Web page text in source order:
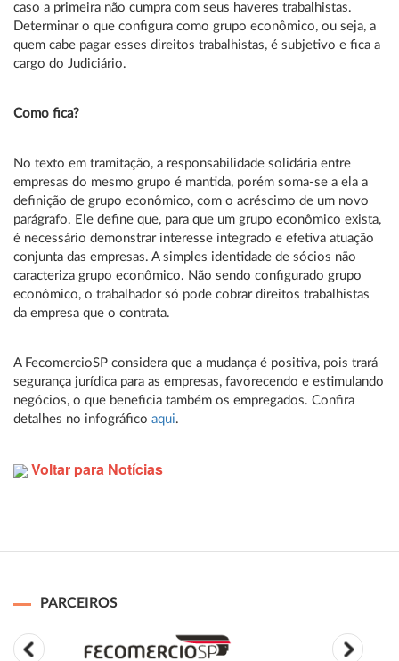
caso a primeira não cumpra com seus haveres trabalhistas.
Determinar o que configura como grupo econômico, ou seja, a
quem cabe pagar esses direitos trabalhistas, é subjetivo e fica a
cargo do Judiciário.
Como fica?
No texto em tramitação, a responsabilidade solidária entre
empresas do mesmo grupo é mantida, porém soma-se a ela a
definição de grupo econômico, com o acréscimo de um novo
parágrafo. Ele define que, para que um grupo econômico exista,
é necessário demonstrar interesse integrado e efetiva atuação
conjunta das empresas. A simples identidade de sócios não
caracteriza grupo econômico. Não sendo configurado grupo
econômico, o trabalhador só pode cobrar direitos trabalhistas
da empresa que o contrata.
A FecomercioSP considera que a mudança é positiva, pois trará
segurança jurídica para as empresas, favorecendo e estimulando
negócios, o que beneficia também os empregados. Confira
detalhes no infográfico aqui.
Voltar para Notícias
PARCEIROS